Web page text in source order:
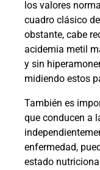
los valores
cuadro clásico
obstante, cabe
acidemia metil
y sin
midiendo estos
También es
que conducen a
enfermedad,
estado